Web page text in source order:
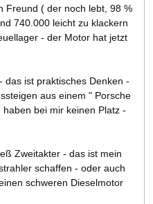
Freund ( der noch lebt, 98 %
740.000 leicht zu klackern
- der Motor hat jetzt
das ist praktisches Denken -
aus einem " Porsche
bei mir keinen Platz -
Zweitakter - das ist mein
schaffen - oder auch
schweren Dieselmotor